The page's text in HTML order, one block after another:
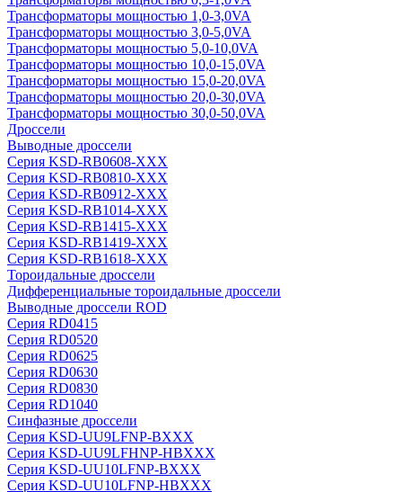
Трансформаторы мощностью 1,0-3,0VA
Трансформаторы мощностью 3,0-5,0VA
Трансформаторы мощностью 5,0-10,0VA
Трансформаторы мощностью 10,0-15,0VA
Трансформаторы мощностью 15,0-20,0VA
Трансформаторы мощностью 20,0-30,0VA
Трансформаторы мощностью 30,0-50,0VA
Дроссели
Выводные дроссели
Серия KSD-RB0608-XXX
Серия KSD-RB0810-XXX
Серия KSD-RB0912-XXX
Серия KSD-RB1014-XXX
Серия KSD-RB1415-XXX
Серия KSD-RB1419-XXX
Серия KSD-RB1618-XXX
Тороидальные дроссели
Дифференциальные тороидальные дроссели
Выводные дроссели ROD
Серия RD0415
Серия RD0520
Серия RD0625
Серия RD0630
Серия RD0830
Серия RD1040
Синфазные дроссели
Серия KSD-UU9LFNP-BXXX
Серия KSD-UU9LFHNP-HBXXX
Серия KSD-UU10LFNP-BXXX
Серия KSD-UU10LFNP-HBXXX